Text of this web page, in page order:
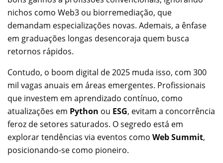
nichos como Web3 ou biorremediação, que
demandam especializações novas. Ademais, a ênfase
em graduações longas desencoraja quem busca
retornos rápidos.
Contudo, o boom digital de 2025 muda isso, com 300
mil vagas anuais em áreas emergentes. Profissionais
que investem em aprendizado contínuo, como
atualizações em Python ou ESG, evitam a concorrência
feroz de setores saturados. O segredo está em
explorar tendências via eventos como Web Summit,
posicionando-se como pioneiro.